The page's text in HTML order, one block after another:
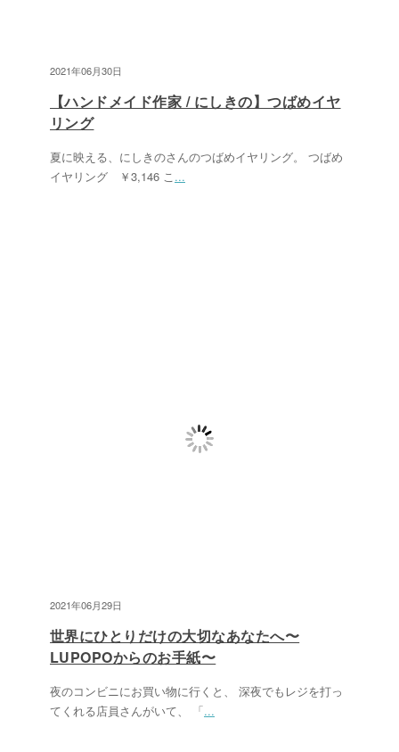
2021年06月30日
【ハンドメイド作家 / にしきの】つばめイヤ
リング
夏に映える、にしきのさんのつばめイヤリング。 つばめ
イヤリング ￥3,146 こ ...
2021年06月29日
世界にひとりだけの大切なあなたへ〜
LUPOPOからのお手紙〜
夜のコンビニにお買い物に行くと、 深夜でもレジを打っ
てくれる店員さんがいて、 「...